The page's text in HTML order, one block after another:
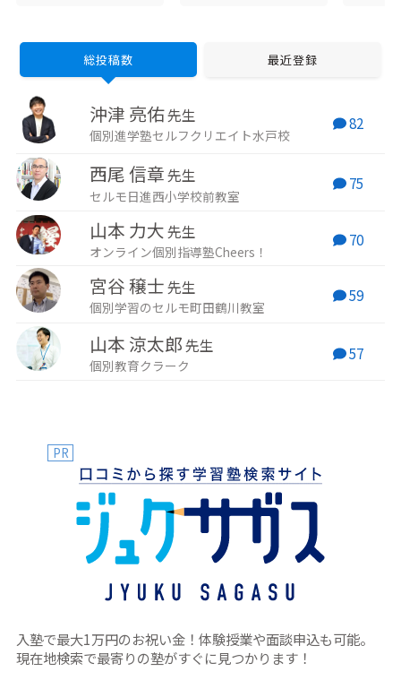
ジュ https://sogogata-
concierge.com/ ）も運
営。受験生への情報提
供を行う。MENSA会員
資格なども持つ。
サポートとデジタルAI
学習システム＋オリジ
ナルノートを活用し、
す。
総投稿数 最近登録
沖津 亮佑先生
個別進学塾セルフクリエイト水戸校
82
西尾 信章先生
セルモ日進西小学校前教室
75
山本 力大先生
オンライン個別指導塾Cheers！
70
宮谷 穣士先生
個別学習のセルモ町田鶴川教室
59
山本 涼太郎先生
個別教育クラーク
57
PR
入塾で最大1万円のお祝い金！体験授業や面談申込も可能。
現在地検索で最寄りの塾がすぐに見つかります！